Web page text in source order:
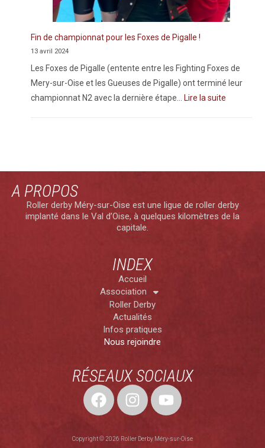
Fin de championnat pour les Foxes de Pigalle !
13 avril 2024
Les Foxes de Pigalle (entente entre les Fighting Foxes de
Mery-sur-Oise et les Gueuses de Pigalle) ont terminé leur
championnat N2 avec la dernière étape… Lire la suite
A PROPOS
Roller derby Méry-sur-Oise est une ligue de roller derby
implanté dans le Val d’Oise, à quelques kilomètres de la
capitale.
INDEX
Accueil
Association
Roller Derby
Actualités
Infos pratiques
Nous rejoindre
RÉSEAUX SOCIAUX
Copyright © 2026 Roller Derby Méry-sur-Oise